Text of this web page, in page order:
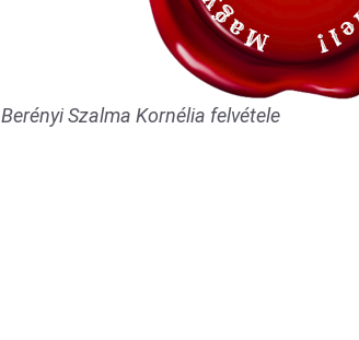
Berényi Szalma Kornélia felvétele